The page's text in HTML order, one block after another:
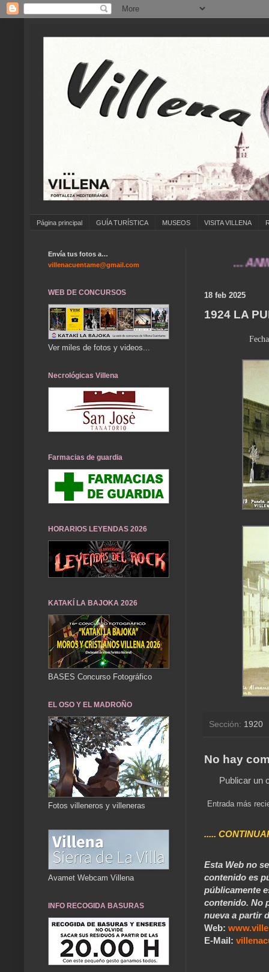
Página principal GUÍA TURÍSTICA MUSEOS VISITA VILLENA
... ANÍMATE
18 feb 2025
1924 LA
Sección: 1920
No hay
Publicar un
Entrada más
.....
Esta Web no
contenido es
públicamente
contenido. No
nueva a partir
Web:
E-Mail:
Envía tus fotos a…
villenacuentame@gmail.com
WEB DE CONCURSOS
Ver miles de fotos y videos...
Necrológicas Villena
Farmacias de guardia
HORARIOS LEYENDAS 2026
KATAKÍ LA BAJOKA 2026
BASES Concurso Fotográfico
EL OSO Y EL MADROÑO
Fotos villeneros y villeneras
Avamet Webcam Villena
INFO RECOGIDA BASURAS